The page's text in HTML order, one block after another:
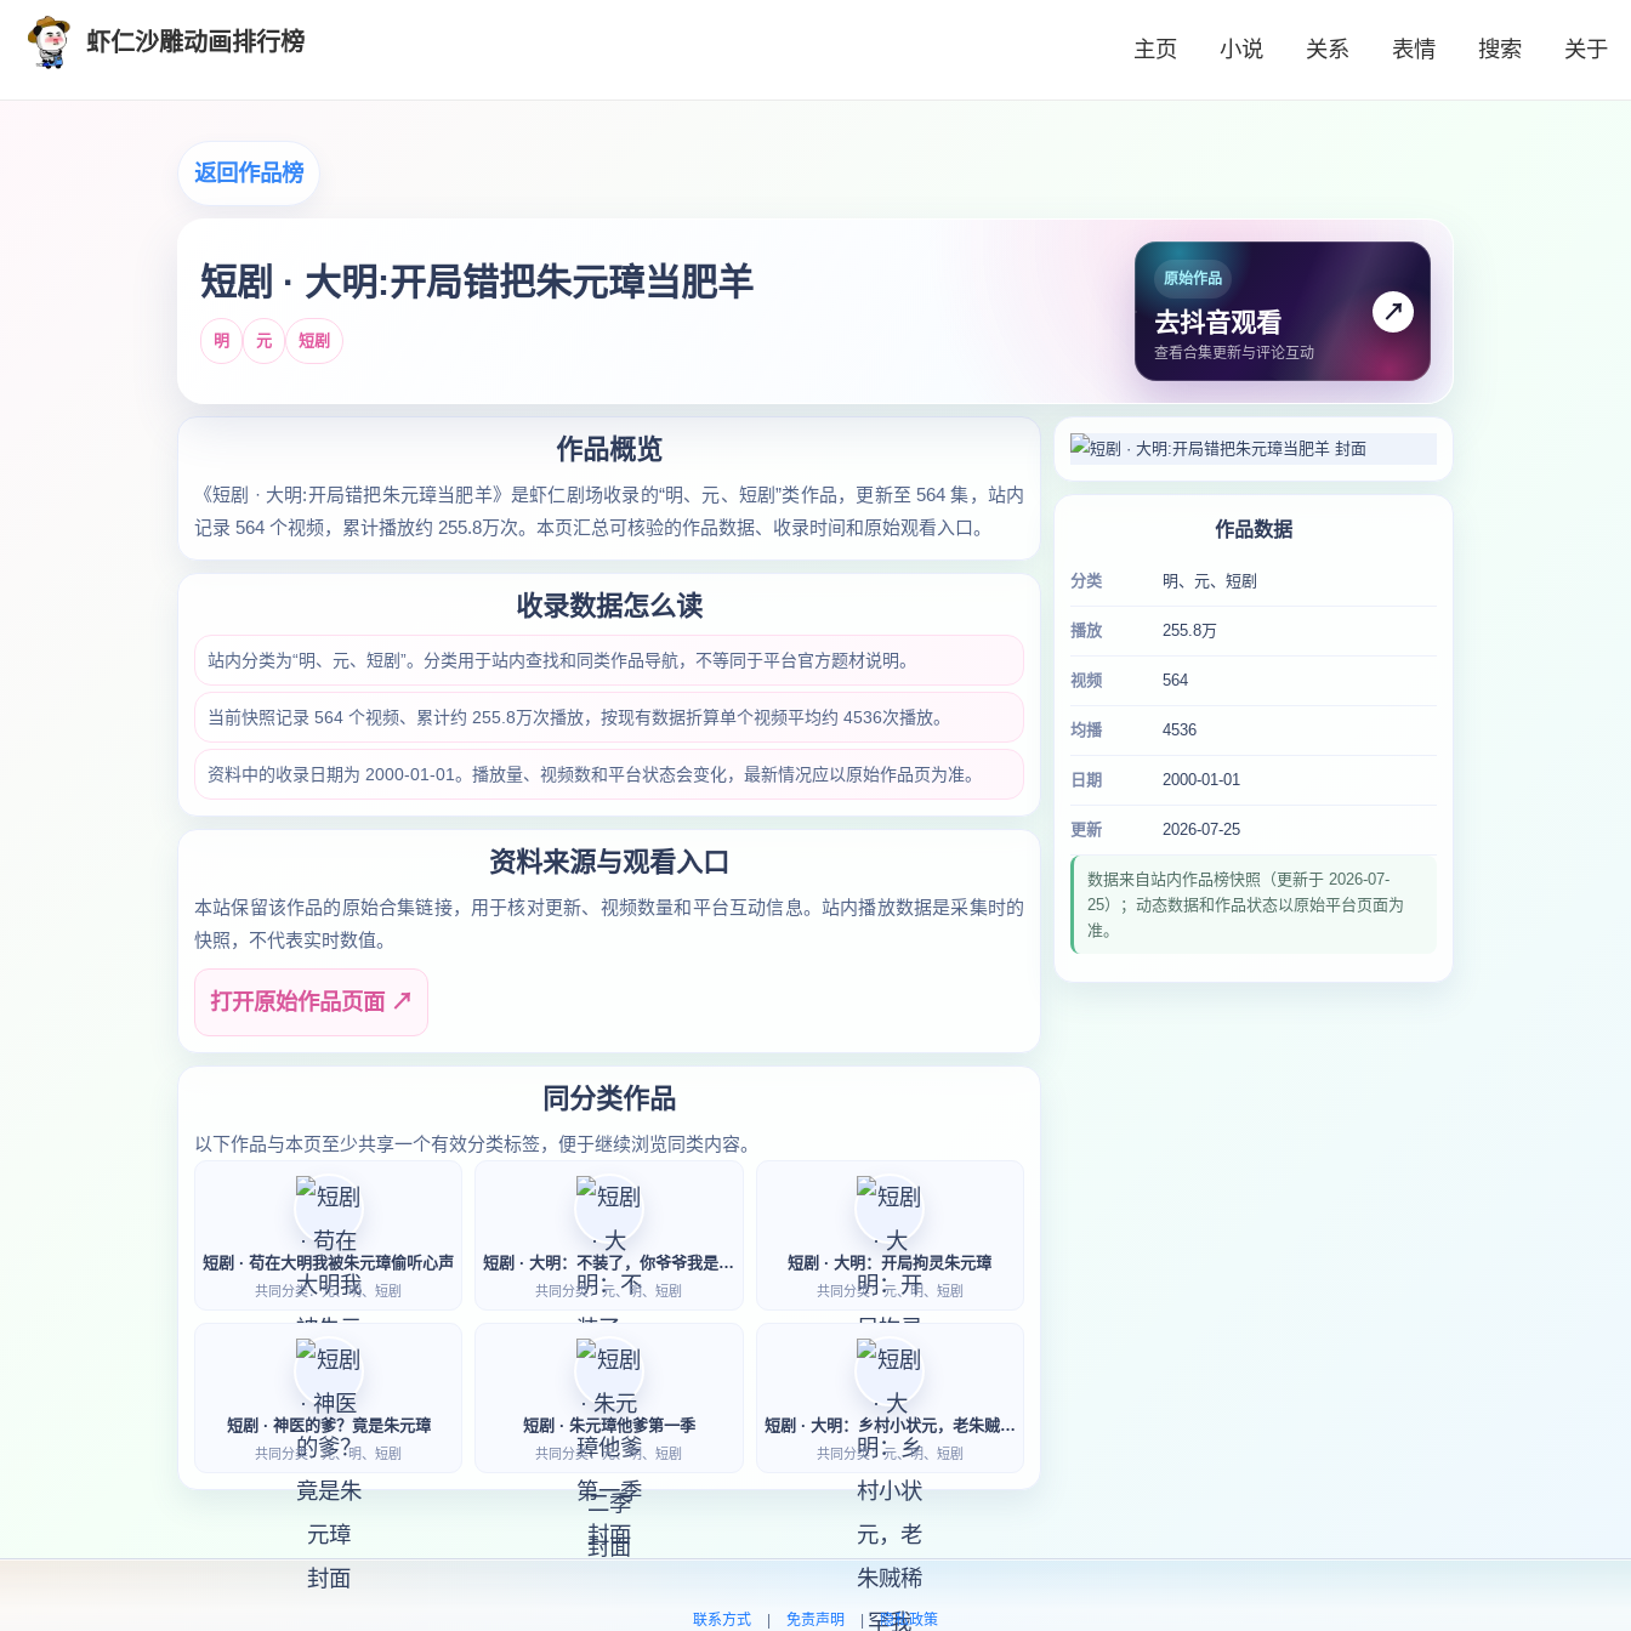
虾仁沙雕动画排行榜 主页 小说 关系 表情 搜索 关于
返回作品榜
短剧 · 大明:开局错把朱元璋当肥羊
明 元 短剧
原始作品
去抖音观看
查看合集更新与评论互动
↗
作品概览
《短剧 · 大明:开局错把朱元璋当肥羊》是虾仁剧场收录的“明、元、短剧”类作品，更新至 564 集，站内
记录 564 个视频，累计播放约 255.8万次。本页汇总可核验的作品数据、收录时间和原始观看入口。
收录数据怎么读
站内分类为“明、元、短剧”。分类用于站内查找和同类作品导航，不等同于平台官方题材说明。
当前快照记录 564 个视频、累计约 255.8万次播放，按现有数据折算单个视频平均约 4536次播放。
资料中的收录日期为 2000-01-01。播放量、视频数和平台状态会变化，最新情况应以原始作品页为准。
资料来源与观看入口
本站保留该作品的原始合集链接，用于核对更新、视频数量和平台互动信息。站内播放数据是采集时的
快照，不代表实时数值。
打开原始作品页面 ↗
同分类作品
以下作品与本页至少共享一个有效分类标签，便于继续浏览同类内容。
短剧 · 苟在大明我被朱元璋偷听心声
共同分类：元、明、短剧
短剧 · 大明：不装了，你爷爷我是朱元璋第二季
共同分类：元、明、短剧
短剧 · 大明：开局拘灵朱元璋
共同分类：元、明、短剧
短剧 · 神医的爹？竟是朱元璋
共同分类：元、明、短剧
短剧 · 朱元璋他爹第一季
共同分类：元、明、短剧
短剧 · 大明：乡村小状元，老朱贼稀罕我
共同分类：元、明、短剧
作品数据
分类 明、元、短剧
播放 255.8万
视频 564
均播 4536
日期 2000-01-01
更新 2026-07-25
数据来自站内作品榜快照（更新于 2026-07-
25）；动态数据和作品状态以原始平台页面为
准。
联系方式 免责声明 隐私政策